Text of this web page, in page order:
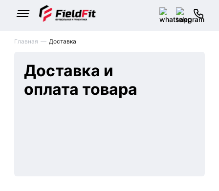
Главная Доставка
Доставка и
оплата товара